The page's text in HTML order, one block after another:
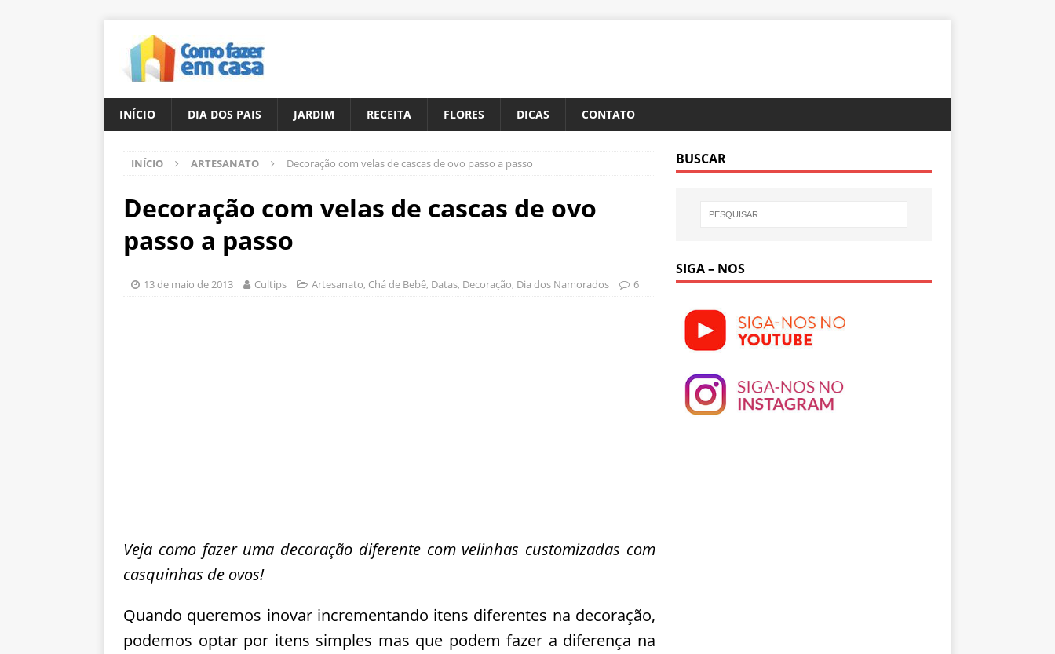
INÍCIO DIA DOS PAIS JARDIM RECEITA FLORES DICAS CONTATO
INÍCIO ARTESANATO Decoração com velas de cascas de ovo passo a passo
Decoração com velas de cascas de ovo
passo a passo
13 de maio de 2013 Cultips Artesanato, Chá de Bebê, Datas, Decoração, Dia dos Namorados 6
Veja como fazer uma decoração diferente com velinhas customizadas com
casquinhas de ovos!
Quando queremos inovar incrementando itens diferentes na decoração,
podemos optar por itens simples mas que podem fazer a diferença na
BUSCAR
SIGA – NOS